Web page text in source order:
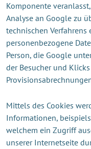
Komponente
Analyse an Google zu
technischen
personenbezogene
Person, die Google
der Besucher und
Mittels des Cookies
Informationen,
welchem ein Zugriff
unserer Internetseite